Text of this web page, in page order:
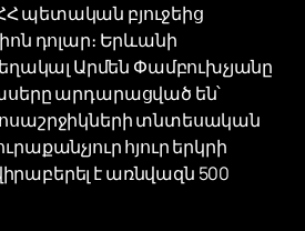
պետական ​​բյուջեից
դոլար։ Երևանի
Արմեն Փամբուխչյանը
արդարացված են՝
տնտեսական
հյուր երկրի
է առնվազն 500